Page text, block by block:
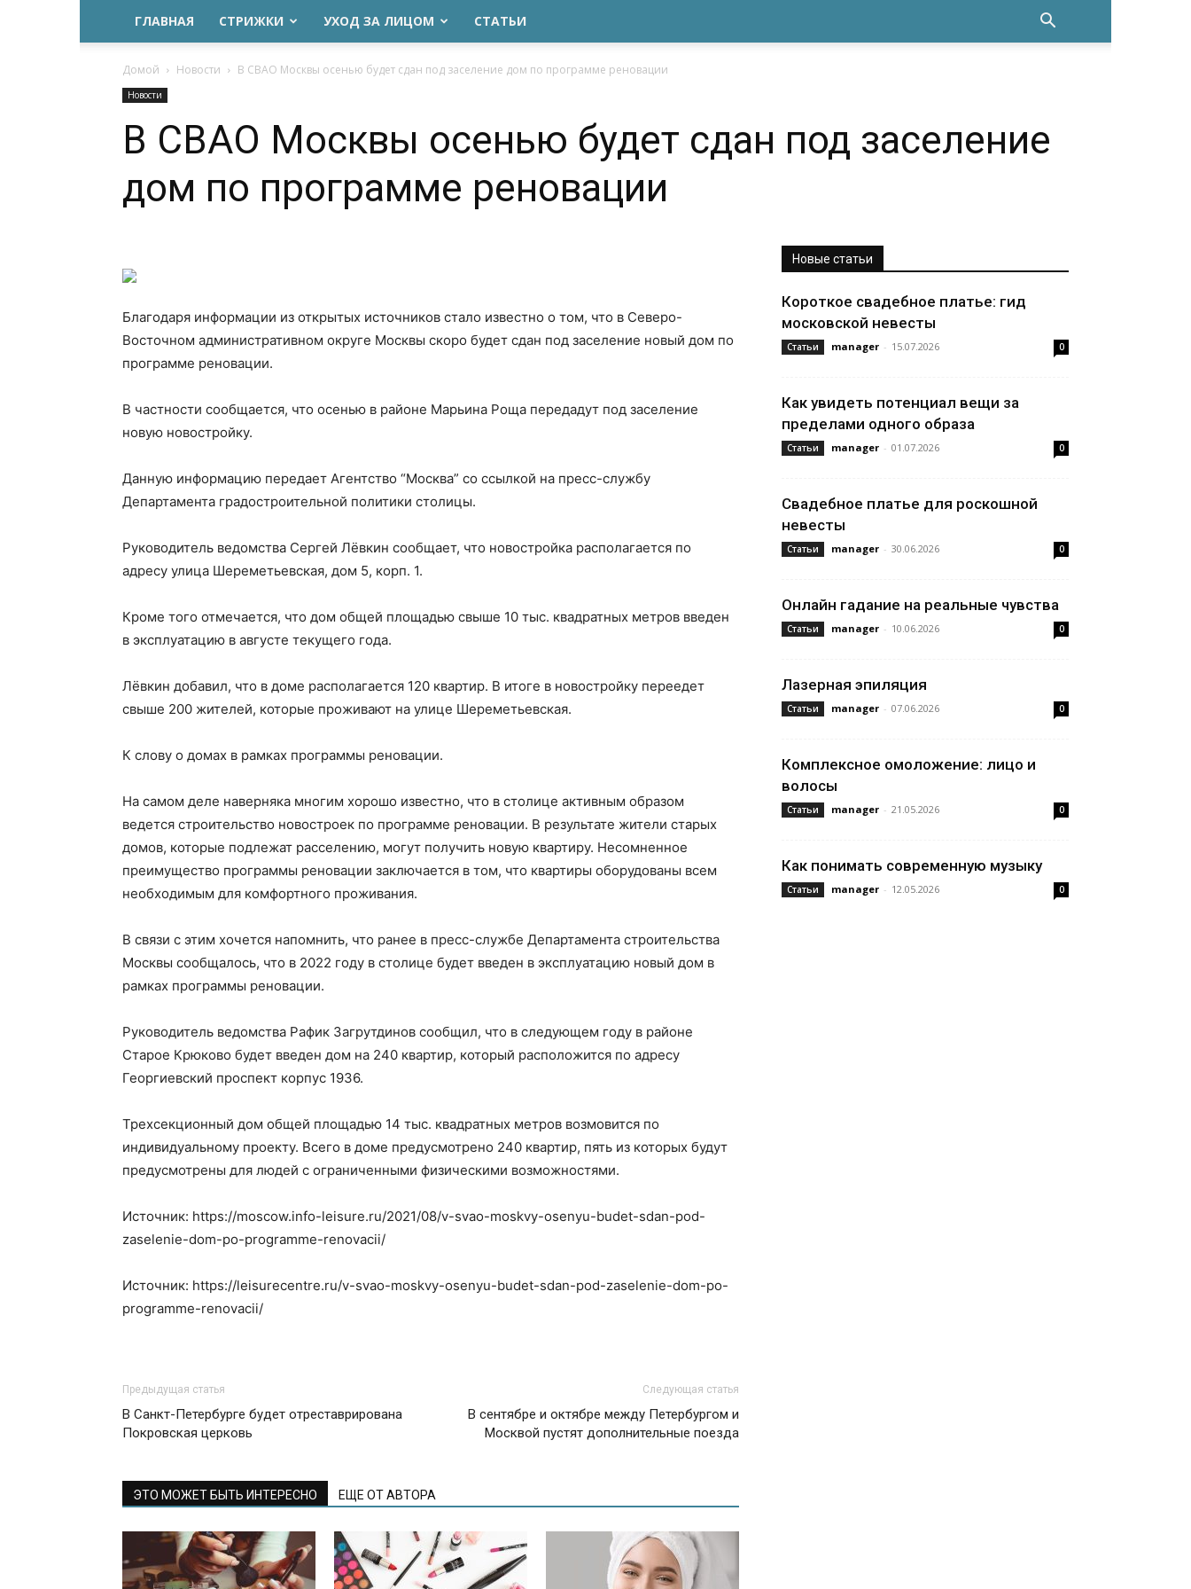
ГЛАВНАЯ СТРИЖКИ УХОД ЗА ЛИЦОМ СТАТЬИ
Домой Новости В СВАО Москвы осенью будет сдан под заселение дом по программе реновации
Новости
В СВАО Москвы осенью будет сдан под заселение
дом по программе реновации
Благодаря информации из открытых источников стало известно о том, что в Северо-
Восточном административном округе Москвы скоро будет сдан под заселение новый дом по
программе реновации.
В частности сообщается, что осенью в районе Марьина Роща передадут под заселение
новую новостройку.
Данную информацию передает Агентство “Москва” со ссылкой на пресс-службу
Департамента градостроительной политики столицы.
Руководитель ведомства Сергей Лёвкин сообщает, что новостройка располагается по
адресу улица Шереметьевская, дом 5, корп. 1.
Кроме того отмечается, что дом общей площадью свыше 10 тыс. квадратных метров введен
в эксплуатацию в августе текущего года.
Лёвкин добавил, что в доме располагается 120 квартир. В итоге в новостройку переедет
свыше 200 жителей, которые проживают на улице Шереметьевская.
К слову о домах в рамках программы реновации.
На самом деле наверняка многим хорошо известно, что в столице активным образом
ведется строительство новостроек по программе реновации. В результате жители старых
домов, которые подлежат расселению, могут получить новую квартиру. Несомненное
преимущество программы реновации заключается в том, что квартиры оборудованы всем
необходимым для комфортного проживания.
В связи с этим хочется напомнить, что ранее в пресс-службе Департамента строительства
Москвы сообщалось, что в 2022 году в столице будет введен в эксплуатацию новый дом в
рамках программы реновации.
Руководитель ведомства Рафик Загрутдинов сообщил, что в следующем году в районе
Старое Крюково будет введен дом на 240 квартир, который расположится по адресу
Георгиевский проспект корпус 1936.
Трехсекционный дом общей площадью 14 тыс. квадратных метров возмовится по
индивидуальному проекту. Всего в доме предусмотрено 240 квартир, пять из которых будут
предусмотрены для людей с ограниченными физическими возможностями.
Источник: https://moscow.info-leisure.ru/2021/08/v-svao-moskvy-osenyu-budet-sdan-pod-
zaselenie-dom-po-programme-renovacii/
Источник: https://leisurecentre.ru/v-svao-moskvy-osenyu-budet-sdan-pod-zaselenie-dom-po-
programme-renovacii/
Предыдущая статья
В Санкт-Петербурге будет отреставрирована
Покровская церковь
Следующая статья
В сентябре и октябре между Петербургом и
Москвой пустят дополнительные поезда
ЭТО МОЖЕТ БЫТЬ ИНТЕРЕСНО ЕЩЕ ОТ АВТОРА
Новые статьи
Короткое свадебное платье: гид
московской невесты
Статьи manager - 15.07.2026 0
Как увидеть потенциал вещи за
пределами одного образа
Статьи manager - 01.07.2026 0
Свадебное платье для роскошной
невесты
Статьи manager - 30.06.2026 0
Онлайн гадание на реальные чувства
Статьи manager - 10.06.2026 0
Лазерная эпиляция
Статьи manager - 07.06.2026 0
Комплексное омоложение: лицо и
волосы
Статьи manager - 21.05.2026 0
Как понимать современную музыку
Статьи manager - 12.05.2026 0